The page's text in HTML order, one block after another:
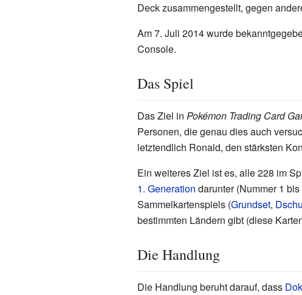
Deck zusammengestellt, gegen
Am 7. Juli 2014 wurde
Console.
Das Spiel
Das Ziel in Pokémon Trading Card
Personen, die genau dies auch
letztendlich Ronald, den stärksten
Ein weiteres Ziel ist es, alle 228 im
1. Generation darunter (Nummer 1
Sammelkartenspiels (Grundset,
bestimmten Ländern gibt (diese
Die Handlung
Die Handlung beruht darauf, dass